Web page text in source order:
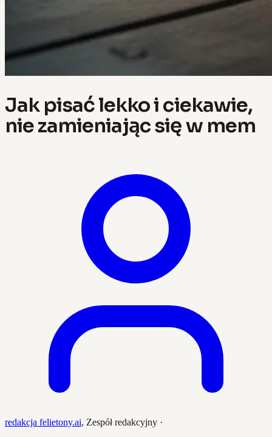
Jak pisać lekko i ciekawie,
nie zamieniając się w mem
redakcja felietony.ai, Zespół redakcyjny ·